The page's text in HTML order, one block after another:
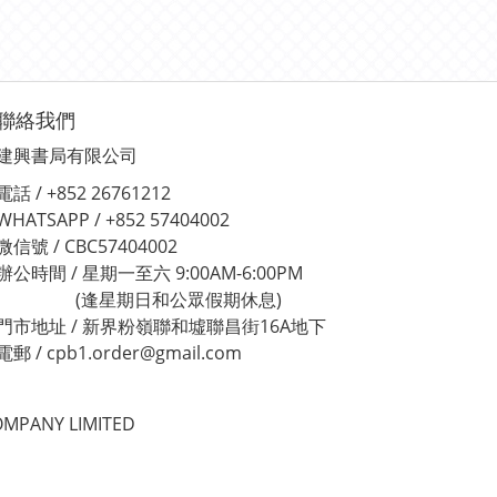
絡我們
興書局有限公司
話 / +852 26761212
/ +852 57404002
信號 / CBC57404002
公時間 / 星期一至六 9:00AM-6:00PM
星期日和公眾假期休息)
市地址 / 新界粉嶺聯和墟聯昌街16A地下
郵 / cpb1.order@gmail.com
LIMITED